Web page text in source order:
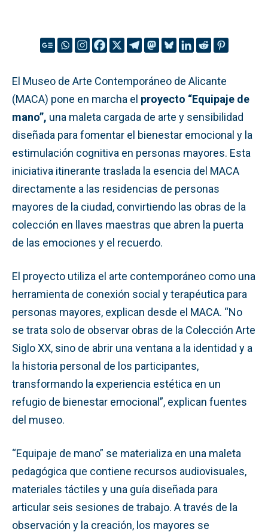
El Museo de Arte Contemporáneo de Alicante
(MACA) pone en marcha el proyecto “Equipaje de
mano”, una maleta cargada de arte y sensibilidad
diseñada para fomentar el bienestar emocional y la
estimulación cognitiva en personas mayores. Esta
iniciativa itinerante traslada la esencia del MACA
directamente a las residencias de personas
mayores de la ciudad, convirtiendo las obras de la
colección en llaves maestras que abren la puerta
de las emociones y el recuerdo.
El proyecto utiliza el arte contemporáneo como una
herramienta de conexión social y terapéutica para
personas mayores, explican desde el MACA. “No
se trata solo de observar obras de la Colección Arte
Siglo XX, sino de abrir una ventana a la identidad y a
la historia personal de los participantes,
transformando la experiencia estética en un
refugio de bienestar emocional”, explican fuentes
del museo.
“Equipaje de mano” se materializa en una maleta
pedagógica que contiene recursos audiovisuales,
materiales táctiles y una guía diseñada para
articular seis sesiones de trabajo. A través de la
observación y la creación, los mayores se